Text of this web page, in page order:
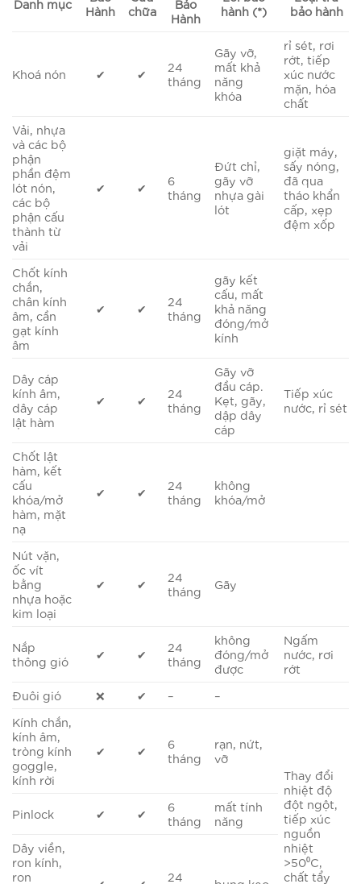
Danh mục
Hành
chữa
Bảo
Hành
hành (*)
bảo hành
Khoá nón ✔ ✔
24
tháng
Gãy vỡ,
mất khả
năng
khóa
rỉ sét, rơi
rớt, tiếp
xúc nước
mặn, hóa
chất
Vải, nhựa
và các bộ
phận
phần đệm
lót nón,
các bộ
phận cấu
thành từ
vải
✔ ✔
6
tháng
Đứt chỉ,
gãy vỡ
nhựa gài
lót
giặt máy,
sấy nóng,
đã qua
tháo khẩn
cấp, xẹp
đệm xốp
Chốt kính
chắn,
chân kính
âm, cần
gạt kính
âm
✔ ✔
24
tháng
gãy kết
cấu, mất
khả năng
đóng/mở
kính
Dây cáp
kính âm,
dây cáp
lật hàm
✔ ✔
24
tháng
Gãy vỡ
đầu cáp.
Kẹt, gãy,
dập dây
cáp
Tiếp xúc
nước, rỉ sét
Chốt lật
hàm, kết
cấu
khóa/mở
hàm, mặt
nạ
✔ ✔
24
tháng
không
khóa/mở
Nút vặn,
ốc vít
bằng
nhựa hoặc
kim loại
✔ ✔
24
tháng
Gãy
Nắp
thông gió
✔ ✔
24
tháng
không
đóng/mở
được
Ngấm
nước, rơi
rớt
Đuôi gió
❌ ✔ –
–
Kính chắn,
kính âm,
tròng kính
goggle,
kính rời
✔ ✔
6
tháng
rạn, nứt,
vỡ
Thay đổi
nhiệt độ
đột ngột,
tiếp xúc
nguồn
nhiệt
>50⁰C,
chất tẩy
Pinlock ✔ ✔
6
tháng
mất tính
năng
Dây viền,
ron kính,
ron
24